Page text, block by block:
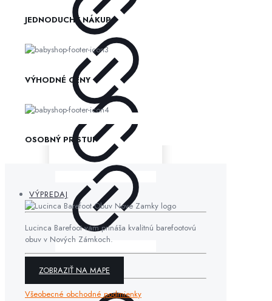
VÝPREDAJ
JEDNODUCHÝ NÁKUP
VÝHODNÉ CENY
OSOBNÝ PRÍSTUP
Lucinca Barefoot vám prináša kvalitnú barefootovú
obuv v Nových Zámkoch.
ZOBRAZIŤ NA MAPE
Všeobecné obchodné podmienky